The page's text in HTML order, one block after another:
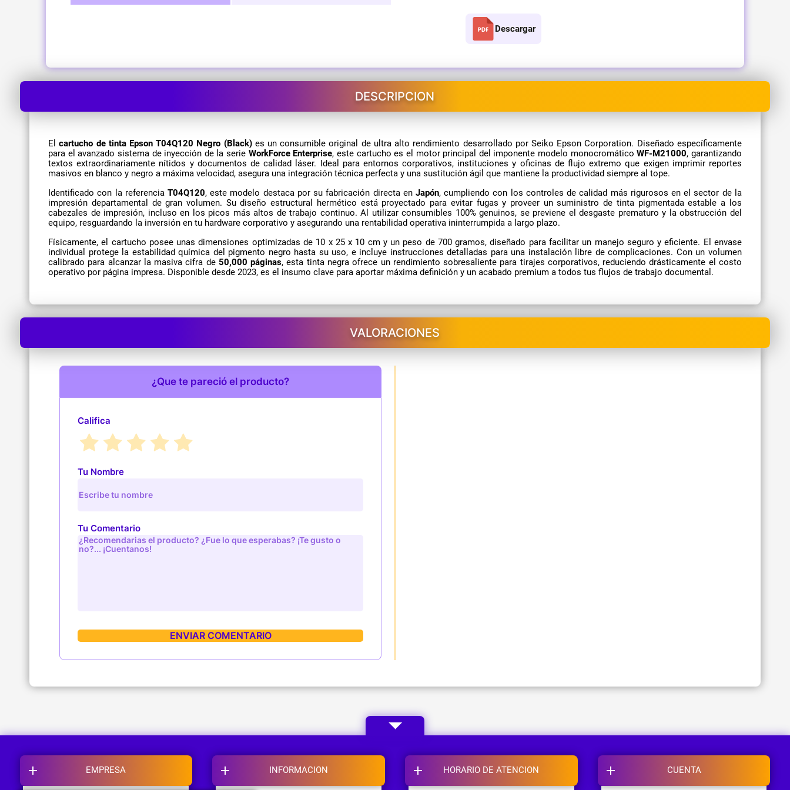
Descargar
DESCRIPCION
Elcartucho de tinta Epson T04Q120 Negro (Black)es un consumible original de ultra alto rendimiento desarrollado por Seiko Epson Corporation. Diseñado específicamente
para el avanzado sistema de inyección de la serie WorkForce Enterprise, este cartucho es el motor principal del imponente modelo monocromáticoWF-M21000, garantizando
textos extraordinariamente nítidos y documentos de calidad láser. Ideal para entornos corporativos, instituciones y oficinas de flujo extremo que exigen imprimir reportes
masivos en blanco y negro a máxima velocidad, asegura una integración técnica perfecta y una sustitución ágil que mantiene la productividad siempre al tope.
Identificado con la referencia T04Q120, este modelo destaca por su fabricación directa en Japón, cumpliendo con los controles de calidad más rigurosos en el sector de la
impresión departamental de gran volumen. Su diseño estructural hermético está proyectado para evitar fugas y proveer un suministro de tinta pigmentada estable a los
cabezales de impresión, incluso en los picos más altos de trabajo continuo. Al utilizar consumibles 100% genuinos, se previene el desgaste prematuro y la obstrucción del
equipo, resguardando la inversión en tu hardware corporativo y asegurando una rentabilidad operativa ininterrumpida a largo plazo.
Físicamente, el cartucho posee unas dimensiones optimizadas de 10 x 25 x 10 cm y un peso de 700 gramos, diseñado para facilitar un manejo seguro y eficiente. El envase
individual protege la estabilidad química del pigmento negro hasta su uso, e incluye instrucciones detalladas para una instalación libre de complicaciones. Con un volumen
calibrado para alcanzar la masiva cifra de 50,000 páginas, esta tinta negra ofrece un rendimiento sobresaliente para tirajes corporativos, reduciendo drásticamente el costo
operativo por página impresa. Disponible desde 2023, es el insumo clave para aportar máxima definición y un acabado premium a todos tus flujos de trabajo documental.
VALORACIONES
¿Que te pareció el producto?
Califica
Tu Nombre
Tu Comentario
EMPRESA INFORMACION HORARIO DE ATENCION CUENTA